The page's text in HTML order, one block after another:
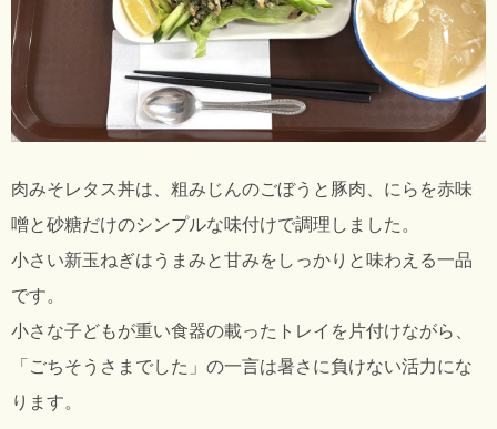
肉みそレタス丼は、粗みじんのごぼうと豚肉、にらを赤味
噌と砂糖だけのシンプルな味付けで調理しました。
小さい新玉ねぎはうまみと甘みをしっかりと味わえる一品
です。
小さな子どもが重い食器の載ったトレイを片付けながら、
「ごちそうさまでした」の一言は暑さに負けない活力にな
ります。